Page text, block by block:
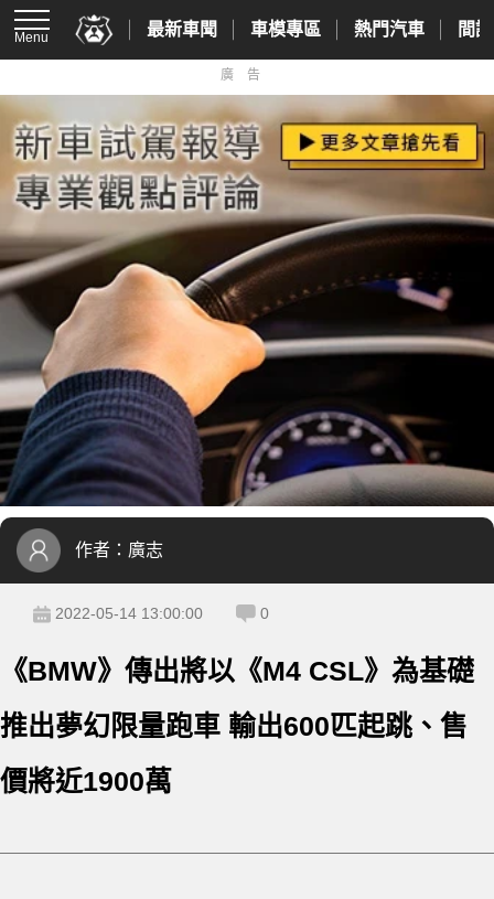
Menu 最新車聞 車模專區 熱門汽車 間
廣告
作者： 廣志
2022-05-14 13:00:00 0
《BMW》傳出將以《M4 CSL》為基礎
推出夢幻限量跑車 輸出600匹起跳、售
價將近1900萬